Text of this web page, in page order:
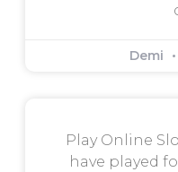
Demi
Play Online
have played